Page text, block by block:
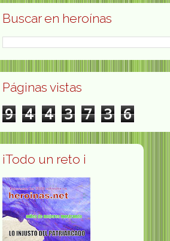
Buscar en heroínas
Páginas vistas
9 4 4 3 7 3 6
¡Todo un reto ¡